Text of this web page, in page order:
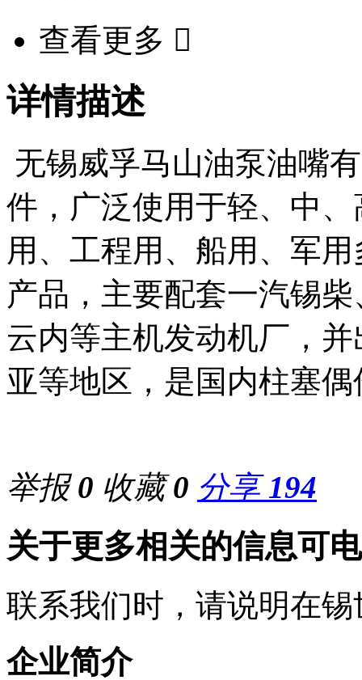
查看更多 
详情描述
无锡威孚马山油泵油嘴
件，广泛使用于轻、中
用、工程用、船用、军
产品，主要配套一汽锡
云内等主机发动机厂，
亚等地区，是国内柱塞
举报0 收藏0 分享 194
关于更多相关的信息可
联系我们时，请说明在
企业简介